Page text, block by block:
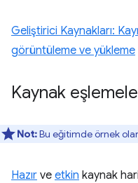
Geliştirici Kaynakları:
görüntüleme ve yükleme
Kaynak
Not:Bu eğitimde örnek
Hazır ve etkin kaynak